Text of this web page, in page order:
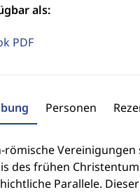
als:
PDF
Personen
römische Vereinigungen
des frühen
Parallele.